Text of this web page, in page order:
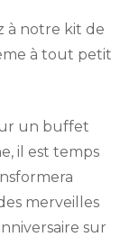
à notre kit de
à tout petit
un buffet
il est temps
merveilles
sur